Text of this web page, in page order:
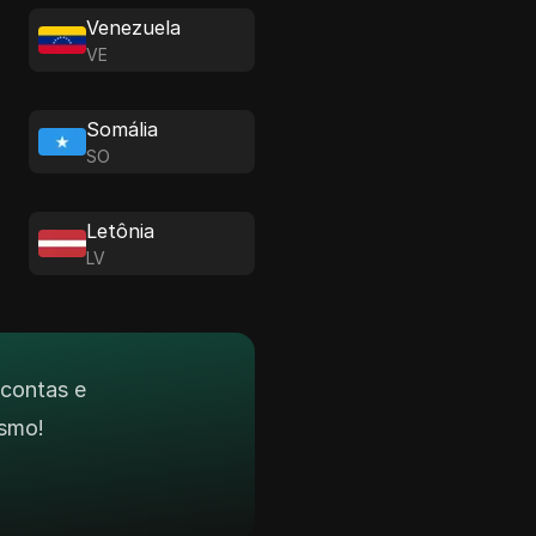
Venezuela
VE
Somália
SO
Letônia
LV
e